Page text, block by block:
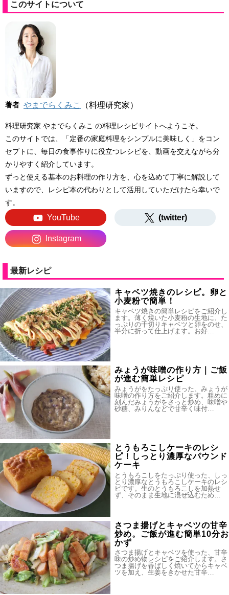
このサイトについて
著者 やまでらくみこ （料理研究家）
料理研究家 やまでらくみこ の料理レシピサイトへようこそ。
このサイトでは、「定番の家庭料理をシンプルに美味しく」をコン
セプトに、毎日の食事作りに役立つレシピを、動画を交えながら分
かりやすく紹介しています。
ずっと使える基本のお料理の作り方を、心を込めて丁寧に解説して
いますので、レシピ本の代わりとして活用していただけたら幸いで
す。
YouTube (twitter)
Instagram
最新レシピ
キャベツ焼きのレシピ。卵と
小麦粉で簡単！
キャベツ焼きの簡単レシピをご紹介し
ます。薄く焼いた小麦粉の生地に、た
っぷりの千切りキャベツと卵をのせ、
半分に折って仕上げます。お好…
みょうが味噌の作り方｜ご飯
が進む簡単レシピ
みょうがをたっぷり使った、みょうが
味噌の作り方をご紹介します。粗めに
刻んだみょうがをさっと炒め、味噌や
砂糖、みりんなどで甘辛く味付…
とうもろこしケーキのレシ
ピ！しっとり濃厚なパウンド
ケーキ
とうもろこしをたっぷり使った、しっ
とり濃厚なとうもろこしケーキのレシ
ピです。生のとうもろこしを加熱せ
ず、そのまま生地に混ぜ込むため…
さつま揚げとキャベツの甘辛
炒め。ご飯が進む簡単10分お
かず
さつま揚げとキャベツを使った、甘辛
味の炒め物レシピをご紹介します。さ
つま揚げを香ばしく焼いてからキャベ
ツを加え、生姜をきかせた甘辛…